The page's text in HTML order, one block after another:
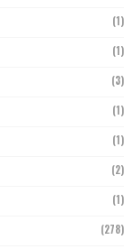
(1)
(1)
(3)
(1)
(1)
(2)
(1)
(278)